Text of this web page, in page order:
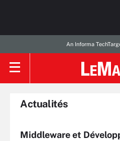
An Informa
Actualités
Middleware et